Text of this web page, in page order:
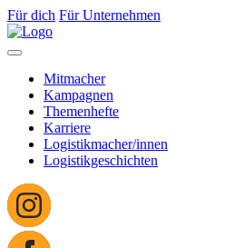
Für dich Für Unternehmen
Mitmacher
Kampagnen
Themenhefte
Karriere
Logistikmacher/innen
Logistikgeschichten